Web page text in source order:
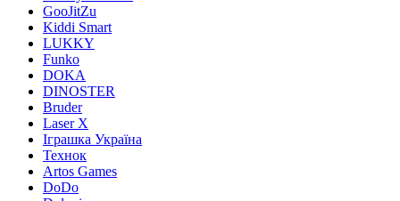
GooJitZu
Kiddi Smart
LUKKY
Funko
DOKA
DINOSTER
Bruder
Laser X
Іграшка Україна
Технок
Artos Games
DoDo